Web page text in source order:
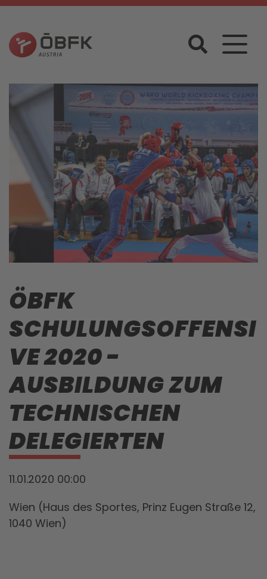
ÖBFK
SCHULUNGSOFFENSI
VE 2020 -
AUSBILDUNG ZUM
TECHNISCHEN
DELEGIERTEN
11.01.2020 00:00
Wien (Haus des Sportes, Prinz Eugen Straße 12,
1040 Wien)